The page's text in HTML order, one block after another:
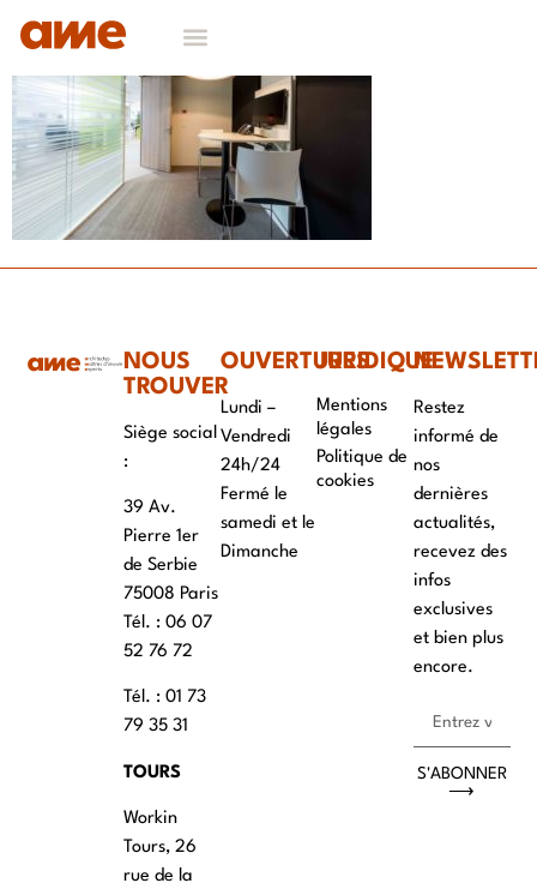
NOUS
TROUVER
Siège social
:
39 Av.
Pierre 1er
de Serbie
75008 Paris
Tél. : ‭06 07
52 76 72
Tél. : 01 73
79 35 31
TOURS
Workin
Tours, 26
rue de la
OUVERTURES
Lundi –
Vendredi
24h/24
Fermé le
samedi et le
Dimanche
JURIDIQUE
Mentions
légales
Politique de
cookies
Restez
informé de
nos
dernières
actualités,
recevez des
infos
exclusives
et bien plus
encore.
S'ABONNER
⟶